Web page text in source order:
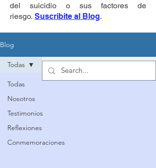
del suicidio o sus factores de
riesgo. Suscribite al Blog.
Blog
Todas
Nosotros
Testimonios
Reflexiones
Conmemoraciones
Todas